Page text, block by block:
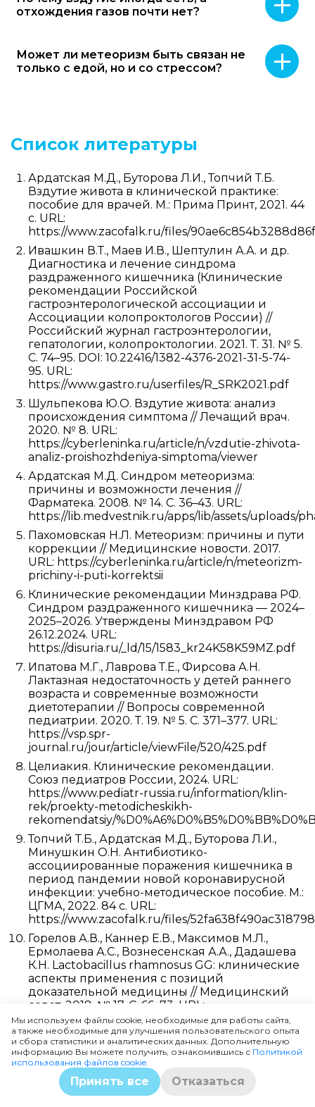
отхождения газов почти нет?
Может ли метеоризм быть связан не
только с едой, но и со стрессом?
Список литературы
Ардатская М.Д., Буторова Л.И., Топчий Т.Б.
Вздутие живота в клинической практике:
пособие для врачей. М.: Прима Принт, 2021. 44
с. URL:
https://www.zacofalk.ru/files/
Ивашкин В.Т., Маев И.В., Шептулин А.А. и др.
Диагностика и лечение синдрома
раздраженного кишечника (Клинические
рекомендации Российской
гастроэнтерологической ассоциации и
Ассоциации колопроктологов России) //
Российский журнал гастроэнтерологии,
гепатологии, колопроктологии. 2021. Т. 31. № 5.
С. 74–95. DOI: 10.22416/1382-4376-2021-31-5-74-
95. URL:
https://www.gastro.ru/userfiles/R_SRK2021.pdf
Шульпекова Ю.О. Вздутие живота: анализ
происхождения симптома // Лечащий врач.
2020. № 8. URL:
https://cyberleninka.ru/article/n/vzdutie-zhivota-
analiz-proishozhdeniya-simptoma/viewer
Ардатская М.Д. Синдром метеоризма:
причины и возможности лечения //
Фарматека. 2008. № 14. С. 36–43. URL:
https://lib.medvestnik.ru/apps/lib/assets/uploads/
Пахомовская Н.Л. Метеоризм: причины и пути
коррекции // Медицинские новости. 2017.
URL: https://cyberleninka.ru/article/n/meteorizm-
prichiny-i-puti-korrektsii
Клинические рекомендации Минздрава РФ.
Синдром раздраженного кишечника — 2024–
2025–2026. Утверждены Минздравом РФ
26.12.2024. URL:
https://disuria.ru/_ld/15/1583_kr24K58K59MZ.pdf
Ипатова М.Г., Лаврова Т.Е., Фирсова А.Н.
Лактазная недостаточность у детей раннего
возраста и современные возможности
диетотерапии // Вопросы современной
педиатрии. 2020. Т. 19. № 5. С. 371–377. URL:
https://vsp.spr-
journal.ru/jour/article/viewFile/520/425.pdf
Целиакия. Клинические рекомендации.
Союз педиатров России, 2024. URL:
https://www.pediatr-russia.ru/information/klin-
rek/proekty-metodicheskikh-
rekomendatsiy/
Топчий Т.Б., Ардатская М.Д., Буторова Л.И.,
Минушкин О.Н. Антибиотико-
ассоциированные поражения кишечника в
период пандемии новой коронавирусной
инфекции: учебно-методическое пособие. М.:
ЦГМА, 2022. 84 с. URL:
https://www.zacofalk.ru/files/
Горелов А.В., Каннер Е.В., Максимов М.Л.,
Ермолаева А.С., Вознесенская А.А., Дадашева
К.Н. Lactobacillus rhamnosus GG: клинические
аспекты применения с позиций
доказательной медицины // Медицинский
совет. 2018. № 17. С. 66–73. URL:
https://www.med-
sovet.pro/jour/article/view/2698
Буторова Л.И. Вздутие живота и повышенное
газообразование: возможности терапии //
Участковый терапевт. 2018. URL:
https://omnidoctor.ru/library/izdaniya-dlya-
Мы используем файлы cookie, необходимые для работы сайта,
а также необходимые для улучшения пользовательского опыта
и сбора статистики и аналитических данных. Дополнительную
информацию Вы можете получить, ознакомившись с Политикой
использования файлов cookie.
Принять все Отказаться